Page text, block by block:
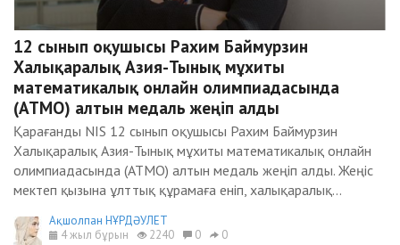
12 сынып оқушысы Рахим Баймурзин
Халықаралық Азия-Тынық мұхиты
математикалық онлайн олимпиадасында
(АТМО) алтын медаль жеңіп алды
Қарағанды NIS 12 сынып оқушысы Рахим Баймурзин
Халықаралық Азия-Тынық мұхиты математикалық онлайн
олимпиадасында (АТМО) алтын медаль жеңіп алды. Жеңіс
мектеп қызына ұлттық құрамаға еніп, халықаралық...
Ақшолпан НҰРДӘУЛЕТ
4 жыл бұрын
2240 0 0